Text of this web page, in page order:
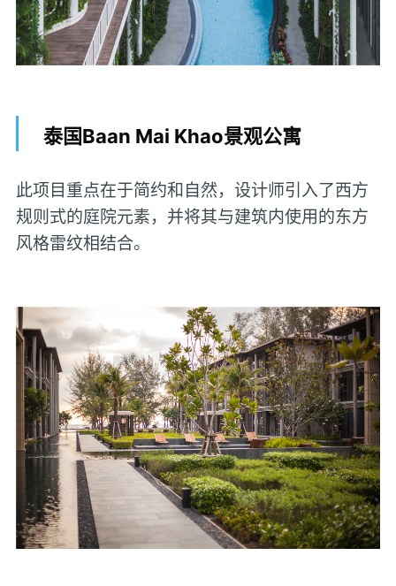
泰国Baan Mai Khao景观公寓
此项目重点在于简约和自然，设计师引入了西方
规则式的庭院元素，并将其与建筑内使用的东方
风格雷纹相结合。